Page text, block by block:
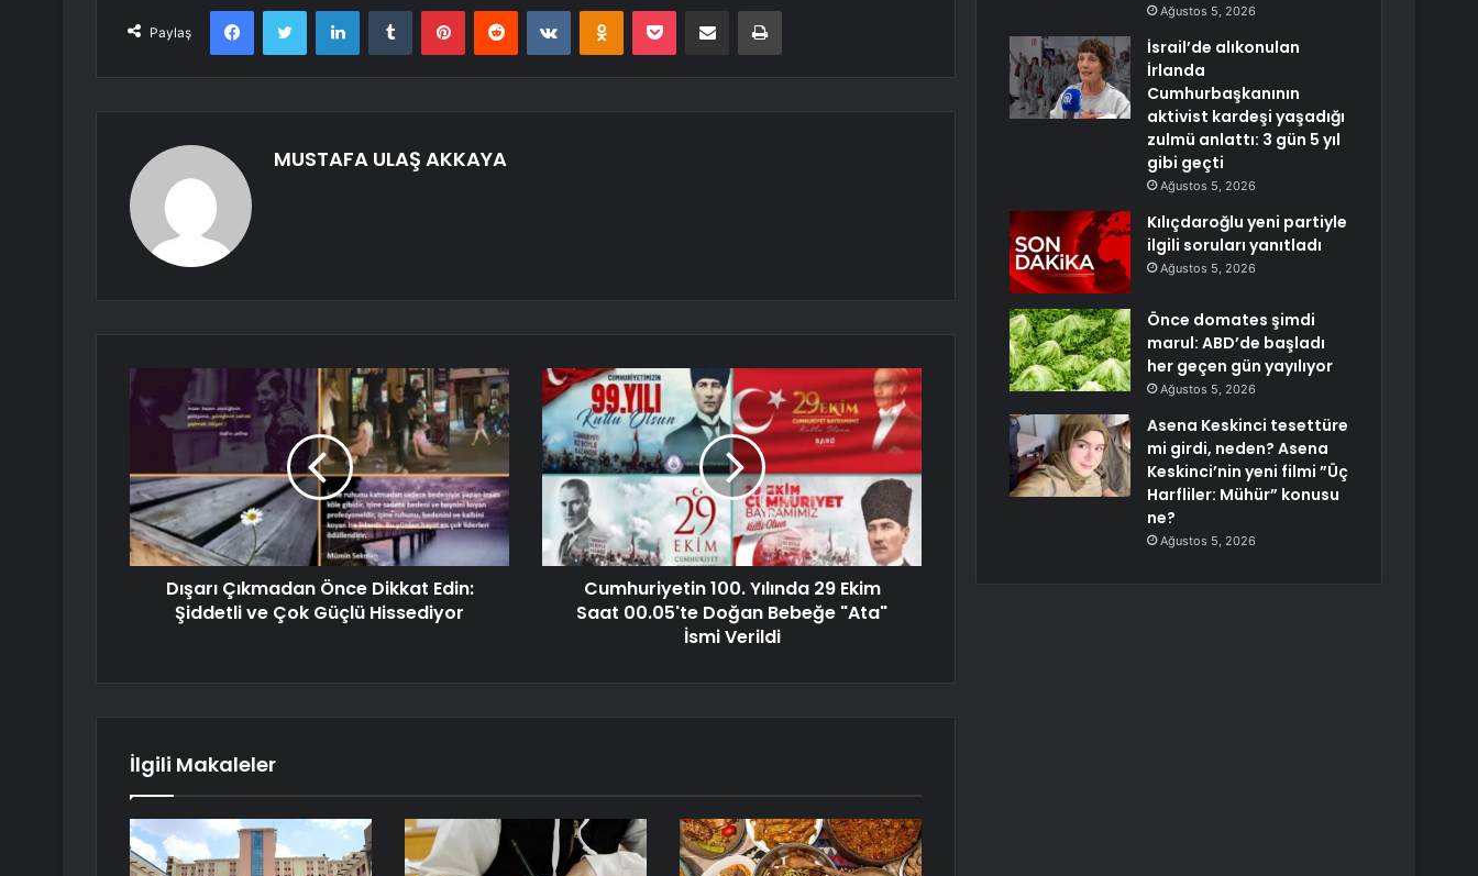
Paylaş
FacebookTwitter LinkedInTumblr PinterestReddit VKontakteOdnoklassniki
Pocket E-Posta ile paylaş Yazdır
MUSTAFA ULAŞ AKKAYA
Dışarı Çıkmadan Önce Dikkat Edin:
Şiddetli ve Çok Güçlü Hissediyor
Cumhuriyetin 100. Yılında 29 Ekim
Saat 00.05'te Doğan Bebeğe "Ata"
İsmi Verildi
İlgili Makaleler
Ağustos 5, 2026
İsrail’de alıkonulan
İrlanda
Cumhurbaşkanının
aktivist kardeşi yaşadığı
zulmü anlattı: 3 gün 5 yıl
gibi geçti
Ağustos 5, 2026
Kılıçdaroğlu yeni partiyle
ilgili soruları yanıtladı
Ağustos 5, 2026
Önce domates şimdi
marul: ABD’de başladı
her geçen gün yayılıyor
Ağustos 5, 2026
Asena Keskinci tesettüre
mi girdi, neden? Asena
Keskinci’nin yeni filmi ”Üç
Harfliler: Mühür” konusu
ne?
Ağustos 5, 2026